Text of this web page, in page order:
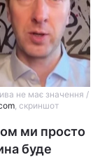
не має значення /
, скриншот
ми просто
буде